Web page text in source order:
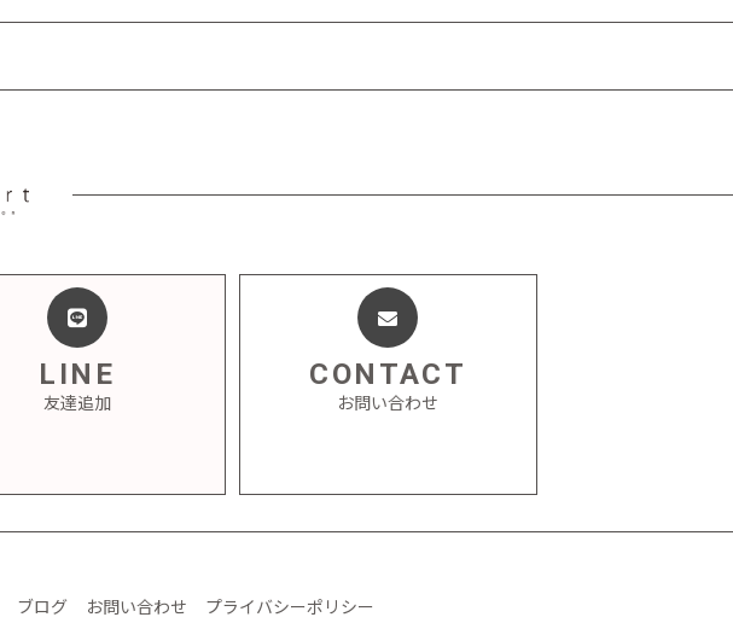
LINE
友達追加
CONTACT
お問い合わせ
ブログ お問い合わせ プライバシーポリシー